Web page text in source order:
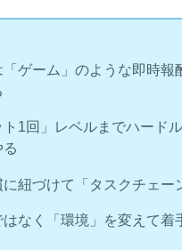
ゲーム」のような即時報
ト1回」レベルまでハード
紐づけて「タスクチェー
はなく「環境」を変えて着